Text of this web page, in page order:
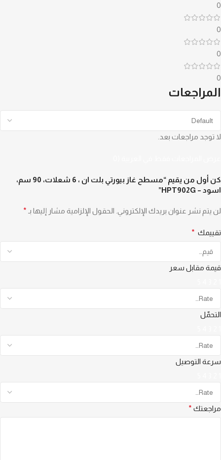
0
0
0
0
المراجعات
لا توجد مراجعات بعد.
كن أول من يقيم “مسطح غاز بيورتي بلت ان ، 6 شعلات، 90 سم،
اسود – HPT902G”
لن يتم نشر عنوان بريدك الإلكتروني. الحقول الإلزامية مشار إليها بـ *
تقييمك *
قيمة مقابل سعر
التحمّل
سرعة التوصيل
مراجعتك *